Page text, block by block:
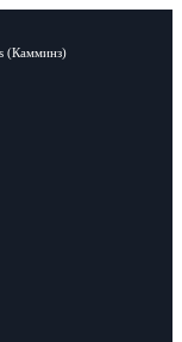
(Камминз)